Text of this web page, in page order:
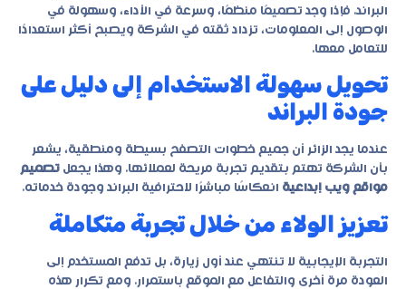
البراند. فإذا وجد تصميمًا منظمًا، وسرعة في الأداء، وسهولة في
الوصول إلى المعلومات، تزداد ثقته في الشركة ويصبح أكثر استعدادًا
للتعامل معها.
تحويل سهولة الاستخدام إلى دليل على
جودة البراند
عندما يجد الزائر أن جميع خطوات التصفح بسيطة ومنطقية، يشعر
بأن الشركة تهتم بتقديم تجربة مريحة لعملائها. وهذا يجعل تصميم
مواقع ويب إبداعية انعكاسًا مباشرًا لاحترافية البراند وجودة خدماته.
تعزيز الولاء من خلال تجربة متكاملة
التجربة الإيجابية لا تنتهي عند أول زيارة، بل تدفع المستخدم إلى
العودة مرة أخرى والتفاعل مع الموقع باستمرار. ومع تكرار هذه